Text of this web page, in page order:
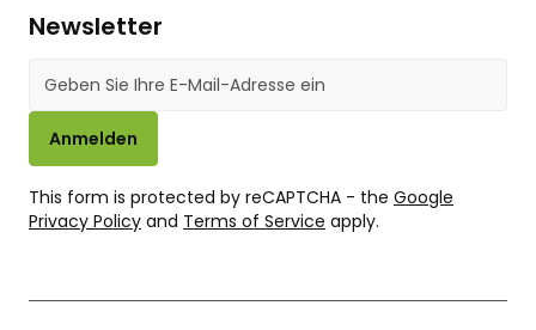
Newsletter
Anmelden
This form is protected by reCAPTCHA - the Google
Privacy Policy and Terms of Service apply.